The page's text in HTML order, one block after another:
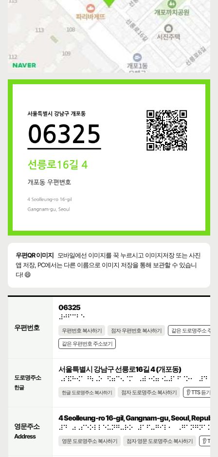
우편QR 이미지
모바일에선 이미지를 꾹 누르시고 이미지저장 또는 사진
앱 저장, PC에서는 다른 이름으로 이미지 저장을 통해 보관할 수 있습니
다! 😄
우편번호
06325
⠼⠚⠋⠉⠃⠑
우편번호 복사하기 점자 우편번호 복사하기
같은 도로명주소 주
같은 우편번호 주소보기
도로명주소
한글
서울특별시 강남구 선릉로16길 4 (개포동)
⠠⠎⠯⠓⠪⠁⠘⠳⠠⠕⠀⠫⠶⠉⠢⠈⠍⠀⠠⠾⠐⠪⠶⠐⠥⠼⠁⠋⠈⠕⠂⠀⠼⠙
한글 도로명주소 복사하기 점자 도로명주소 복사하기 👂 TTS 듣기
영문주소
Address
4 Seolleung-ro 16-gil, Gangnam-gu, Seoul,
영문 도로명주소 복사하기 점자 영문 도로명주소 복사하기 👂 TTS